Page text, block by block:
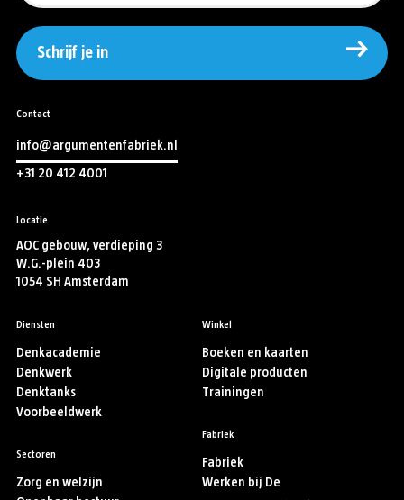
Schrijf je in
Contact
info@argumentenfabriek.nl
+31 20 412 4001
Locatie
AOC gebouw, verdieping 3
W.G.-plein 403
1054 SH Amsterdam
Diensten
Denkacademie
Denkwerk
Denktanks
Voorbeeldwerk
Sectoren
Zorg en welzijn
Winkel
Boeken en kaarten
Digitale producten
Trainingen
Fabriek
Fabriek
Werken bij De